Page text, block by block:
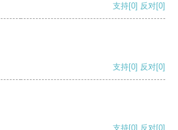
支持[0] 反对[0]
支持[0] 反对[0]
支持[0] 反对[0]